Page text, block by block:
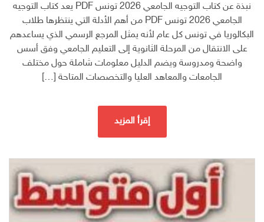
نبذة عن كتاب التوجيه الجامعي 2026 تونس PDF يعد كتاب التوجيه
الجامعي 2026 تونس PDF من أهم الأدلة التي ينتظرها طلاب
البكالوريا في تونس كل عام لأنه يمثل المرجع الرسمي الذي يساعدهم
على الانتقال من المرحلة الثانوية إلى التعليم الجامعي وفق أسس
واضحة ومدروسة ويضم الدليل معلومات شاملة حول مختلف
الجامعات والمعاهد العليا والتخصصات المتاحة […]
إقرأ المزيد